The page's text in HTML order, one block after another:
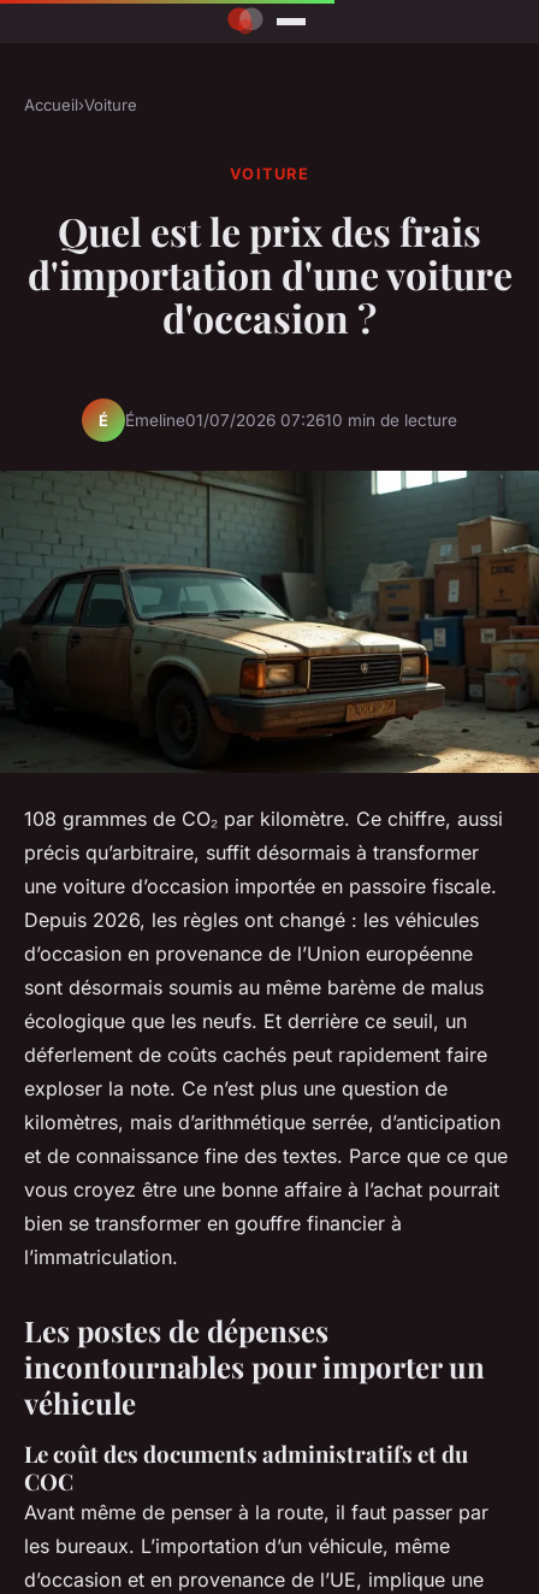
Accueil›Voiture
VOITURE
Quel est le prix des frais
d'importation d'une voiture
d'occasion ?
É Émeline01/07/2026 07:2610 min de lecture
108 grammes de CO₂ par kilomètre. Ce chiffre, aussi
précis qu’arbitraire, suffit désormais à transformer
une voiture d’occasion importée en passoire fiscale.
Depuis 2026, les règles ont changé : les véhicules
d’occasion en provenance de l’Union européenne
sont désormais soumis au même barème de malus
écologique que les neufs. Et derrière ce seuil, un
déferlement de coûts cachés peut rapidement faire
exploser la note. Ce n’est plus une question de
kilomètres, mais d’arithmétique serrée, d’anticipation
et de connaissance fine des textes. Parce que ce que
vous croyez être une bonne affaire à l’achat pourrait
bien se transformer en gouffre financier à
l’immatriculation.
Les postes de dépenses
incontournables pour importer un
véhicule
Le coût des documents administratifs et du
COC
Avant même de penser à la route, il faut passer par
les bureaux. L’importation d’un véhicule, même
d’occasion et en provenance de l’UE, implique une